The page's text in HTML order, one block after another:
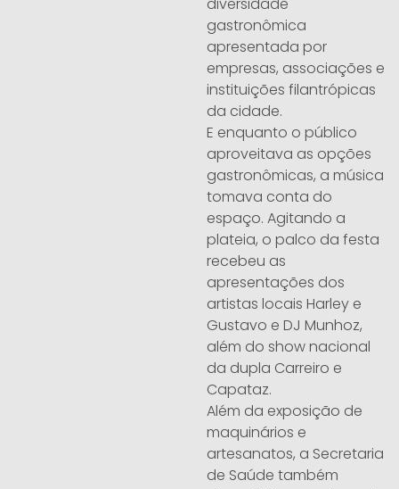
diversidade
gastronômica
apresentada por
empresas, associações e
instituições filantrópicas
da cidade.
E enquanto o público
aproveitava as opções
gastronômicas, a música
tomava conta do
espaço. Agitando a
plateia, o palco da festa
recebeu as
apresentações dos
artistas locais Harley e
Gustavo e DJ Munhoz,
além do show nacional
da dupla Carreiro e
Capataz.
Além da exposição de
maquinários e
artesanatos, a Secretaria
de Saúde também